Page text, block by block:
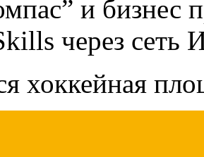
и бизнес
через сеть
хоккейная